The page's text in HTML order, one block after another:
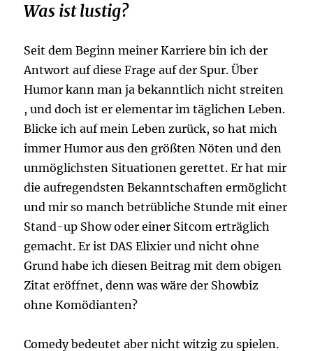
Was ist lustig?
Seit dem Beginn meiner Karriere bin ich der
Antwort auf diese Frage auf der Spur. Über
Humor kann man ja bekanntlich nicht streiten
, und doch ist er elementar im täglichen Leben.
Blicke ich auf mein Leben zurück, so hat mich
immer Humor aus den größten Nöten und den
unmöglichsten Situationen gerettet. Er hat mir
die aufregendsten Bekanntschaften ermöglicht
und mir so manch betrübliche Stunde mit einer
Stand-up Show oder einer Sitcom erträglich
gemacht. Er ist DAS Elixier und nicht ohne
Grund habe ich diesen Beitrag mit dem obigen
Zitat eröffnet, denn was wäre der Showbiz
ohne Komödianten?
Comedy bedeutet aber nicht witzig zu spielen.